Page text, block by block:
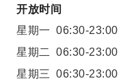
开放时间
星期一 06:30-23:00
星期二
06:30-23:00
星期三 06:30-23:00